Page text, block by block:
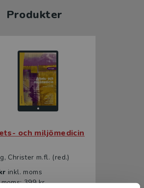
Produkter
och miljömedicin
Christer m.fl. (red.)
inkl. moms
399 kr